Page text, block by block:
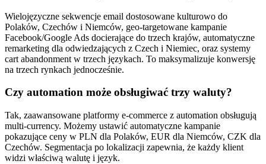
Wielojęzyczne sekwencje email dostosowane kulturowo do
Polaków, Czechów i Niemców, geo-targetowane kampanie
Facebook/Google Ads docierające do trzech krajów, automatyczne
remarketing dla odwiedzających z Czech i Niemiec, oraz systemy
cart abandonment w trzech językach. To maksymalizuje konwersję
na trzech rynkach jednocześnie.
Czy automation może obsługiwać trzy waluty?
Tak, zaawansowane platformy e-commerce z automation obsługują
multi-currency. Możemy ustawić automatyczne kampanie
pokazujące ceny w PLN dla Polaków, EUR dla Niemców, CZK dla
Czechów. Segmentacja po lokalizacji zapewnia, że każdy klient
widzi właściwą walutę i język.